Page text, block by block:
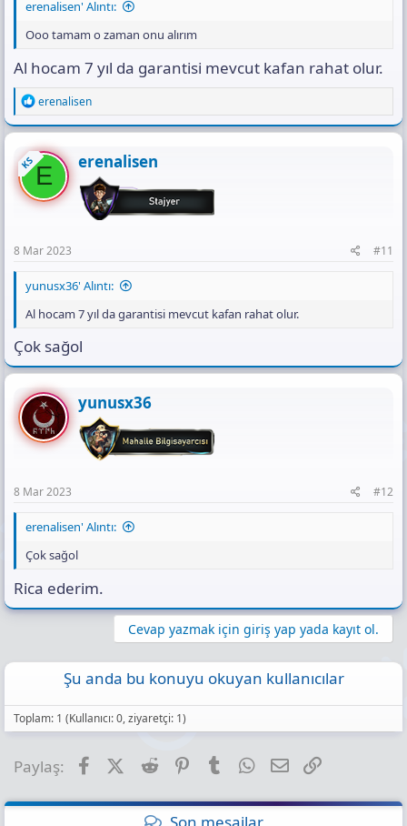
erenalisen' Alıntı:
Ooo tamam o zaman onu alırım
Al hocam 7 yıl da garantisi mevcut kafan rahat olur.
R
e
a
c
t
o
n
erenalisen
KSE erenalisen
8 Mar 2023 #11
yunusx36' Alıntı:
Al hocam 7 yıl da garantisi mevcut kafan rahat olur.
Çok sağol
yunusx36
8 Mar 2023 #12
erenalisen' Alıntı:
Çok sağol
Rica ederim.
Cevap yazmak için giriş yap yada kayıt ol.
Şu anda bu konuyu okuyan kullanıcılar
Toplam: 1 (Kullanıcı: 0, ziyaretçi: 1)
Paylaş: FacebookX (Twitter)
Reddit PinterestTumblr WhatsApp
E-posta
Son mesajlar